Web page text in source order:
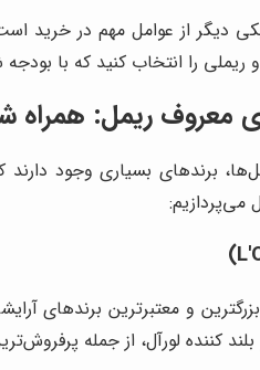
دیگر از عوامل مهم در خرید
را انتخاب کنید که با بودجه
معروف ریمل: همراه
برندهای بسیاری وجود
می‌پردازیم:
بزرگترین و معتبرترین برندهای
کننده لورآل، از جمله